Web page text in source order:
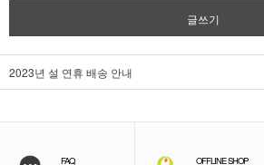
글쓰기
2023년 설 연휴 배송 안내
FAQ OFFLINE SHOP